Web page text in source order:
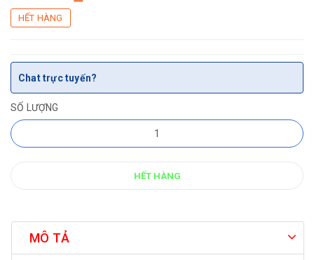
HẾT HÀNG
Chat trực tuyến?
SỐ LƯỢNG
HẾT HÀNG
MÔ TẢ